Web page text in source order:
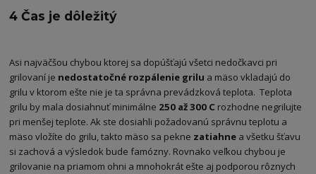
4 Čas je dôležitý
Asi najväčšou chybou ktorej sa dopúšťajú všetci nedočkavci pri
grilovaní je nedostatočné rozpálenie grilu a mäso vkladajú do
grilu v ktorom ešte nie je ta správna prevádzková teplota. Teplota
grilu by mala dosiahnuť minimálne 250 až 300 C rozhodne negrilujte
pri menšej teplote. Ak ste dosiahli požadovanú správnu teplotu a
mäso vložíte do grilu, takto mäso sa pekne zatiahne a všetku šťavu
si zachová a výsledok bude famózny. Rovnako veľkou chybou je
grilovanie na priamom ohni a mnohokrát ešte aj podporou rôznych